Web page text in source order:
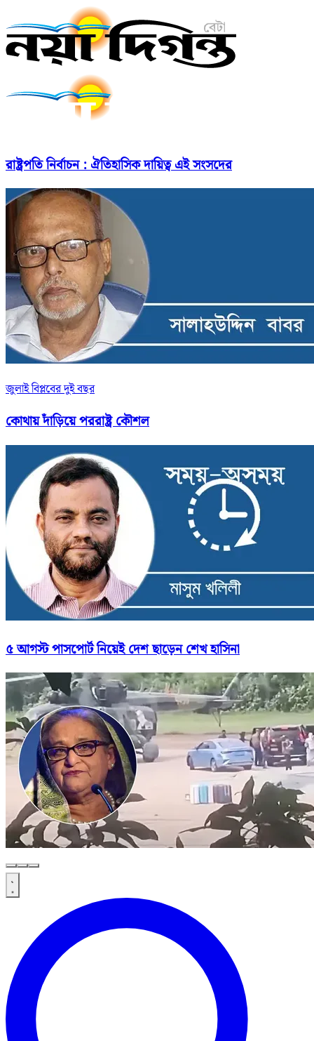
রাষ্ট্রপতি নির্বাচন : ঐতিহাসিক দায়িত্ব এই সংসদের
জুলাই বিপ্লবের দুই বছর
কোথায় দাঁড়িয়ে পররাষ্ট্র কৌশল
৫ আগস্ট পাসপোর্ট নিয়েই দেশ ছাড়েন শেখ হাসিনা